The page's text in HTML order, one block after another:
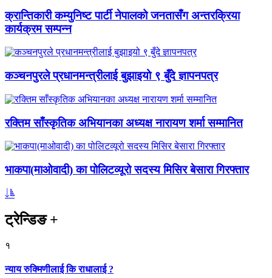
क्रान्तिकारी कम्युनिष्ट पार्टी नेपालको जनतासँग अन्तरक्रिया
कार्यक्रम सम्पन्न
कञ्चनपुरले प्रधानमन्त्रीलाई बुझाइयो ९ बुँदे ज्ञापनपत्र
रक्तिम साँस्कृतिक अभियानका अध्यक्ष नारायण शर्मा सम्मानित
भाकपा(माओवादी) का पोलिटव्यूरो सदस्य मिसिर बेसारा गिरफ्तार
ट्रेन्डिङ+
१
न्याय रुक्मिणीलाई कि राधालाई ?